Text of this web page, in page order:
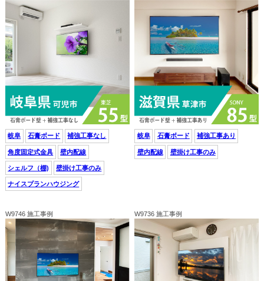
岐阜 石膏ボード 補強工事なし
角度固定式金具 壁内配線
シェルフ（棚) 壁掛け工事のみ
ナイスプランハウジング
岐阜 石膏ボード 補強工事あり
壁内配線 壁掛け工事のみ
W9746 施工事例 W9736 施工事例